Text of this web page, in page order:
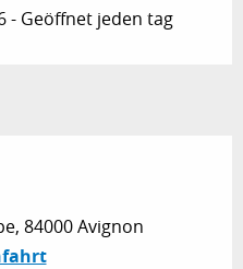
- Geöffnet jeden tag
84000 Avignon